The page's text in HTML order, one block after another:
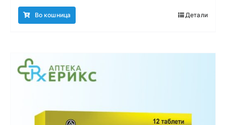
Во кошница Детали